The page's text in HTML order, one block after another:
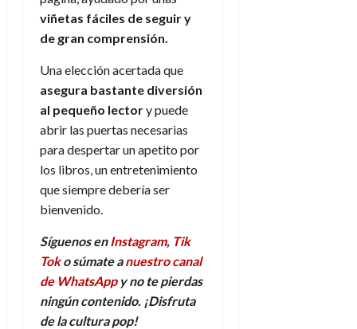
viñetas fáciles de seguir y
de gran comprensión.
Una elección acertada que
asegura bastante diversión
al pequeño lectory puede
abrir las puertas necesarias
para despertar un apetito por
los libros, un entretenimiento
que siempre debería ser
bienvenido.
Síguenos enInstagram, Tik
Toko súmate anuestro canal
de WhatsAppy no te pierdas
ningún contenido. ¡Disfruta
de laculturapop!